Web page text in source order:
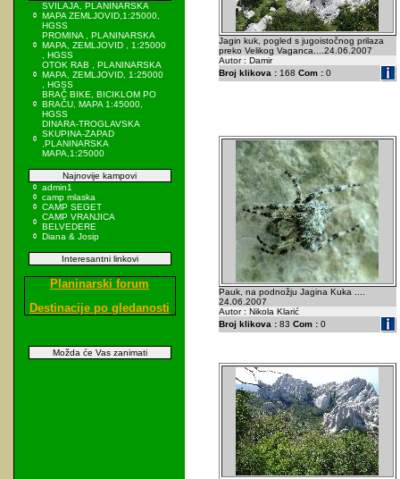
SVILAJA, PLANINARSKA
MAPA ZEMLJOVID,1:25000,
HGSS
PROMINA , PLANINARSKA
MAPA, ZEMLJOVID , 1:25000
, HGSS
OTOK RAB , PLANINARSKA
MAPA, ZEMLJOVID, 1:25000
, HGSS
BRAČ BIKE, BICIKLOM PO
BRAČU, MAPA 1:45000,
HGSS
DINARA-TROGLAVSKA
SKUPINA-ZAPAD
,PLANINARSKA
MAPA,1:25000
Najnovije kampovi
admin1
camp mlaska
CAMP SEGET
CAMP VRANJICA
BELVEDERE
Diana & Josip
Interesantni linkovi
Planinarski forum
Destinacije po gledanosti
Možda će Vas zanimati
Jagin kuk, pogled s jugoistočnog prilaza
preko Velikog Vaganca....24.06.2007
Autor : Damir
Broj klikova :168 Com :0
Pauk, na podnožju Jagina Kuka ....
24.06.2007
Autor : Nikola Klarić
Broj klikova :83 Com :0